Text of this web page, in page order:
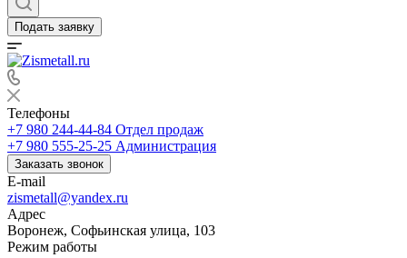
Подать заявку
Телефоны
+7 980 244-44-84 Отдел продаж
+7 980 555-25-25 Администрация
Заказать звонок
E-mail
zismetall@yandex.ru
Адрес
Воронеж, Софьинская улица, 103
Режим работы